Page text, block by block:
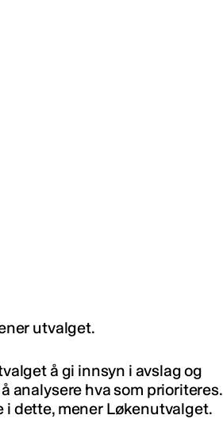
utvalget.
å gi innsyn i avslag og
analysere hva som prioriteres.
dette, mener Løkenutvalget.